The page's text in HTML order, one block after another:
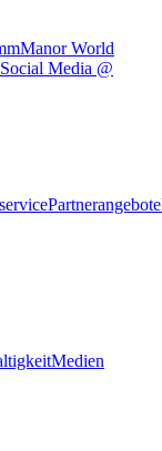
Manor World
Social Media @
Partnerangebote
Medien